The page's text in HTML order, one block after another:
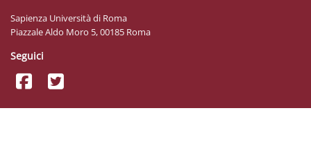
Sapienza Università di Roma
Piazzale Aldo Moro 5, 00185 Roma
Seguici